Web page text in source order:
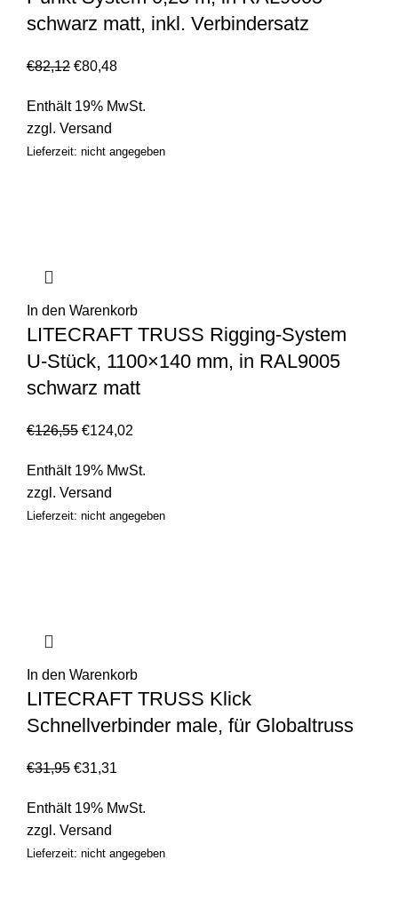
schwarz matt, inkl. Verbindersatz
€82,12 €80,48
Enthält 19% MwSt.
zzgl. Versand
Lieferzeit: nicht angegeben
In den Warenkorb
LITECRAFT TRUSS Rigging-System
U-Stück, 1100×140 mm, in RAL9005
schwarz matt
€126,55 €124,02
Enthält 19% MwSt.
zzgl. Versand
Lieferzeit: nicht angegeben
In den Warenkorb
LITECRAFT TRUSS Klick
Schnellverbinder male, für Globaltruss
€31,95 €31,31
Enthält 19% MwSt.
zzgl. Versand
Lieferzeit: nicht angegeben